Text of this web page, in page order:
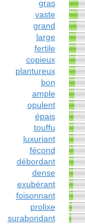
gras
vaste
grand
large
fertile
copieux
plantureux
bon
ample
opulent
épais
touffu
luxuriant
fécond
débordant
dense
exubérant
foisonnant
prolixe
surabondant